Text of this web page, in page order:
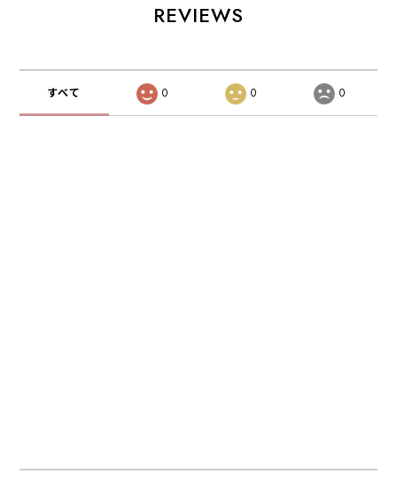
REVIEWS
すべて 0 0 0